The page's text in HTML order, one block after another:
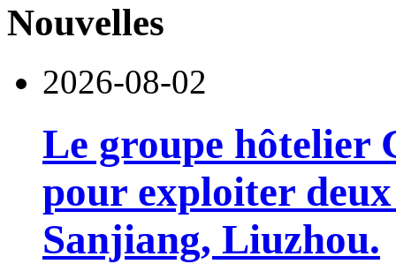
Nouvelles
2026-08-02
Le groupe hôtelier
pour exploiter
Sanjiang, Liuzhou.